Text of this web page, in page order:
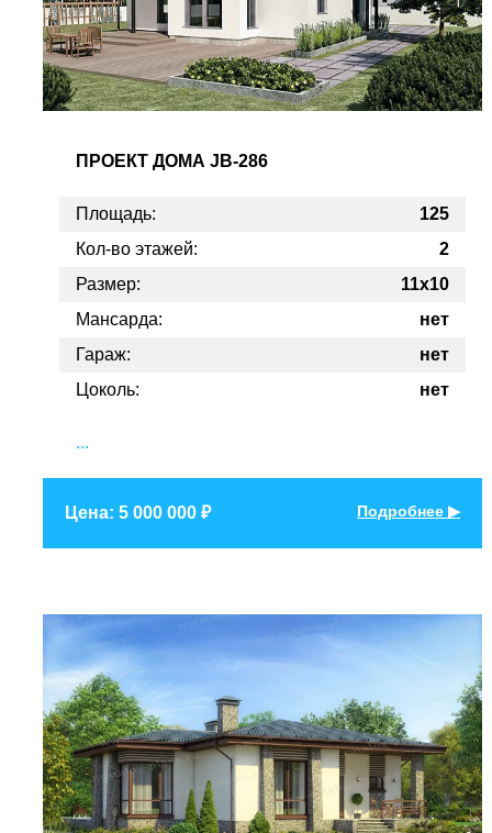
ПРОЕКТ ДОМА JB-286
Площадь:
125
Кол-во этажей:
2
Размер:
11x10
Мансарда:
нет
Гараж:
нет
Цоколь:
нет
...
Цена: 5 000 000 ₽ Подробнее ▶